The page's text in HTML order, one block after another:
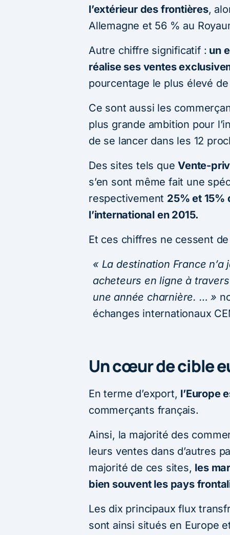
l’extérieur des frontières,
Allemagne et 56 % au
Autre chiffre significatif : un
réalise ses ventes
pourcentage le plus élevé
Ce sont aussi les
plus grande ambition pour
de se lancer dans les 12
Des sites tels queVente-
s’en sont même fait une
respectivement 25% et 15%
l’international en 2015.
Et ces chiffres ne cessent
« La destination France
acheteurs en ligne à
une année charnière. … »
échanges internationaux
Un cœur de cible
En terme d’export, l’Europe
commerçants français.
Ainsi, la majorité des
leurs ventes dans d’autres
majorité de ces sites, les
bien souvent les pays
Les dix principaux flux
sont ainsi situés en Europe